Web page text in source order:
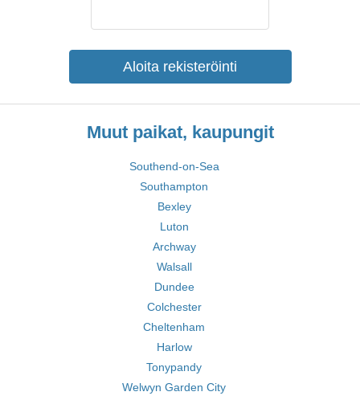
Aloita rekisteröinti
Muut paikat, kaupungit
Southend-on-Sea
Southampton
Bexley
Luton
Archway
Walsall
Dundee
Colchester
Cheltenham
Harlow
Tonypandy
Welwyn Garden City